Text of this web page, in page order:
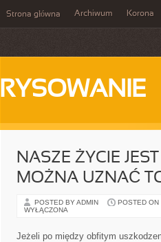
Strona główna Archiwum Korona
RYSOWANIE
NASZE ŻYCIE
MOŻNA UZNAĆ
POSTED BY ADMIN POSTED
WYŁĄCZONA
Jeżeli po między obfitym